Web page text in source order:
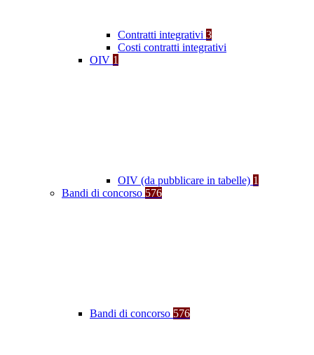
Contratti integrativi 3
Costi contratti integrativi
OIV 1
OIV (da pubblicare in tabelle) 1
Bandi di concorso 576
Bandi di concorso 576